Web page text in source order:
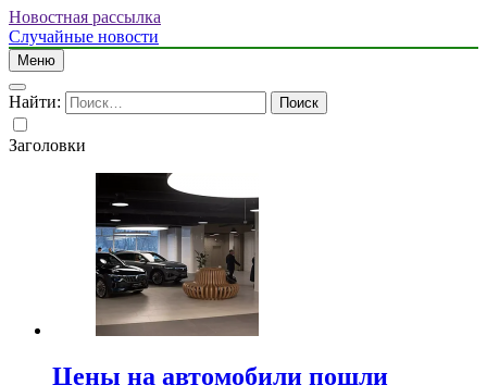
Новостная рассылка
Случайные новости
Меню
Найти:
Заголовки
Цены на автомобили пошли